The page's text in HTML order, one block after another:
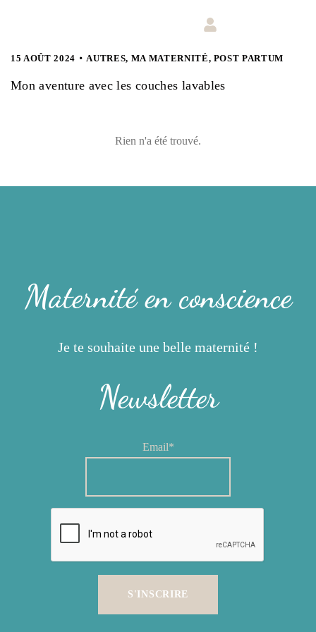
15 AOÛT 2024 AUTRES, MA MATERNITÉ, POST PARTUM
Mon aventure avec les couches lavables
Rien n'a été trouvé.
Maternité en conscience
Je te souhaite une belle maternité !
Newsletter
Email*